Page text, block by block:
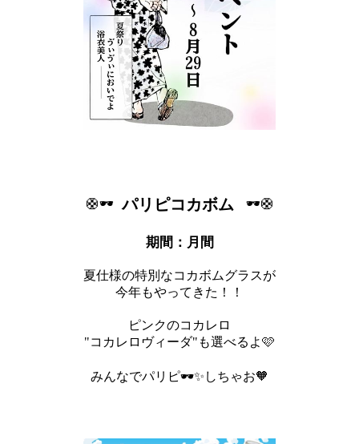
🛟🕶️ パリピコカボム 🕶️🛟
期間：月間
夏仕様の特別なコカボムグラスが
今年もやってきた！！
ピンクのコカレロ
"コカレロヴィーダ"も選べるよ🩷
みんなでパリピ🕶️✨しちゃお🧡
LINE twitter
ブログのURLをコピー
LINE X (旧Twitter)
お店のURLをコピー
女の子ログイン
店舗ログイン
新規会員登録
関東
東海
中四国